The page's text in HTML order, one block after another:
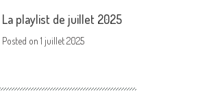
La playlist de juillet 2025
Posted on1 juillet 2025